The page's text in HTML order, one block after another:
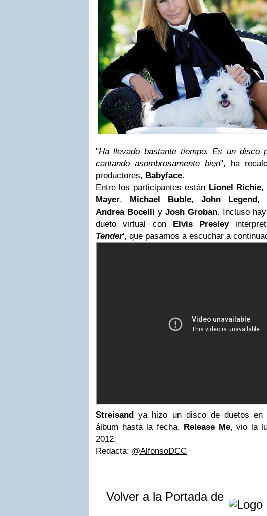
"Ha llevado bastante tiempo. Es un disco
cantando asombrosamente bien", ha
productores, Babyface.
Entre los participantes están Lionel Richie,
Mayer, Michael Buble, John Legend,
Andrea Bocelli y Josh Groban. Incluso
dueto virtual con Elvis Presley
Tender', que pasamos a escuchar a
Streisand ya hizo un disco de duetos en
álbum hasta la fecha, Release Me, vio la
2012.
Redacta: @AlfonsoDCC
Volver a la Portada de